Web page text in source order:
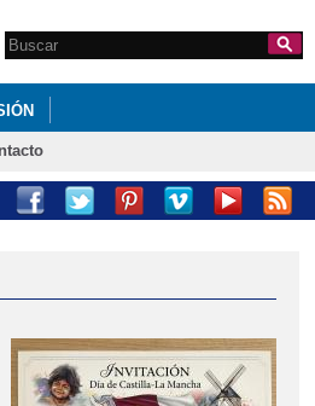
Formulario de
búsqueda
Search this site